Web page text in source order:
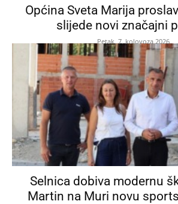
Općina Sveta Marija
slijede novi značajni
Petak, 7. kolovoza 2026.
Selnica dobiva modernu
Martin na Muri novu